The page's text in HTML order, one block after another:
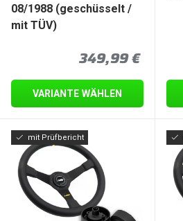
08/1988 (geschüsselt /
mit TÜV)
Normaler Preis
349,99 €
VARIANTE WÄHLEN
mit Prüfbericht